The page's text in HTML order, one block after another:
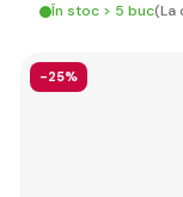
În stoc > 5 buc(La
-25%